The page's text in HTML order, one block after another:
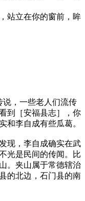
站立在你的窗前，眸
说，一些老人们流传
到［安福县志］，你
和李自成有些瓜葛。
现，李自成确实在武
光是民间的传闻。比
。夹山属于常德辖治
的北边，石门县的南